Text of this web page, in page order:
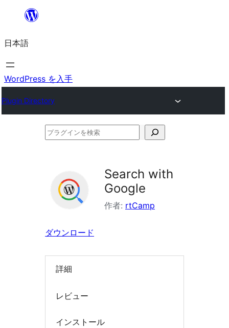
を
ス
キ
プ
日本語
WordPress を入手
Plugin Directory
プ
索
Search with
Google
作者: rtCamp
ダウンロード
詳細
レビュー
インストール